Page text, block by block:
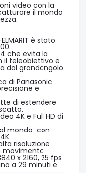
video con la
il mondo
è stato
che evita la
il teleobiettivo e
dal grandangolo
di Panasonic
e
di estendere
4K e Full HD di
mondo con
risoluzione
movimento
x 2160, 25 fps
a 29 minuti e